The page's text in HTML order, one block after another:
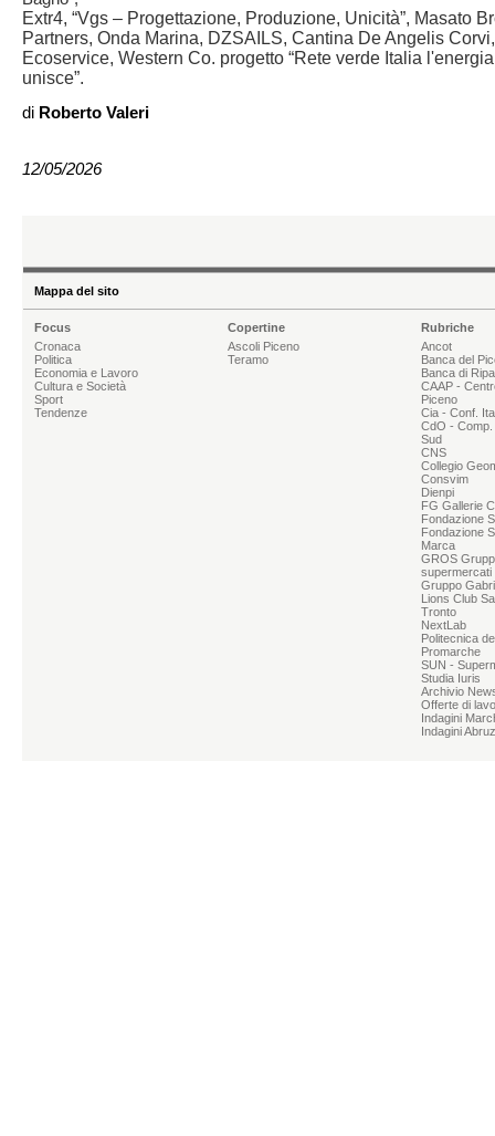
Extr4, “Vgs – Progettazione, Produzione, Unicità”, Masato
Partners, Onda Marina, DZSAILS, Cantina De Angelis Corvi,
Ecoservice, Western Co. progetto “Rete verde Italia
unisce”.
di Roberto Valeri
12/05/2026
Mappa del sito
Focus
Cronaca
Politica
Economia e Lavoro
Cultura e Società
Sport
Tendenze
Copertine
Ascoli Piceno
Teramo
Rubriche
Ancot
Banca del
Banca di
CAAP -
Piceno
Cia - Conf.
CdO -
Sud
CNS
Collegio
Consvim
Dienpi
FG Gallerie
Fondazione
Fondazione
Marca
GROS
supermercati
Gruppo
Lions Club
Tronto
NextLab
Politecnica
Promarche
SUN -
Studia Iuris
Archivio
Offerte di
Indagini
Indagini